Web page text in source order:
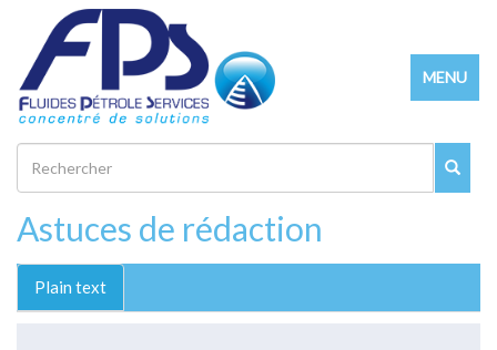
contenu
principal
Toggle
navigation
MENU
Rechercher
Astuces de rédaction
Plain text